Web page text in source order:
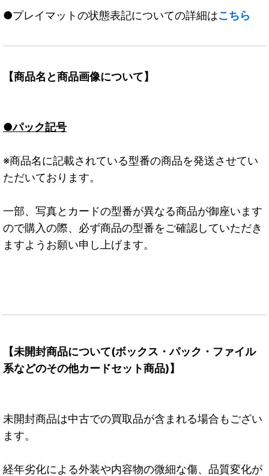
●プレイマットの状態表記についての詳細はこちら
【商品名と商品画像について】
●パック記号
※商品名に記載されている型番の商品を発送させてい
ただいております。
一部、写真とカードの型番が異なる商品が御座います
ので購入の際、必ず商品の型番をご確認していただき
ますようお願い申し上げます。
【未開封商品について(ボックス・パック・ファイル
系などのその他カードセット商品)】
未開封商品は中古での買取品が含まれる場合もござい
ます。
経年劣化による外装や内容物の微細な傷、品質変化が